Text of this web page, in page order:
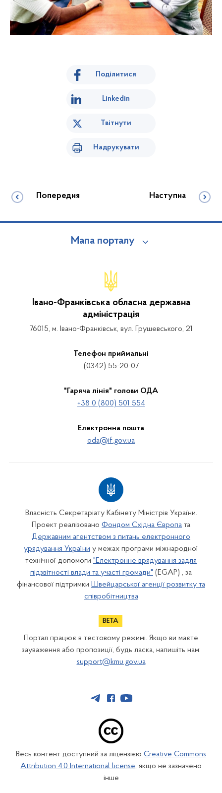
Поділитися
Linkedin
Твітнути
Надрукувати
Попередня Наступна
Мапа порталу
Івано-Франківська обласна державна
адміністрація
76015, м. Івано-Франківськ, вул. Грушевського, 21
Телефон приймальні
(0342) 55-20-07
"Гаряча лінія" голови ОДА
+38 0 (800) 501 554
Електронна пошта
oda@if.gov.ua
Власність Секретаріату Кабінету Міністрів України.
Проект реалізовано Фондом Східна Європа та
Державним агентством з питань електронного
урядування України у межах програми міжнародної
технічної допомоги "Електронне врядування задля
підзвітності влади та участі громади" (EGAP) , за
фінансової підтримки Швейцарської агенції розвитку та
співробітництва
Портал працює в тестовому режимі. Якщо ви маєте
зауваження або пропозиції, будь ласка, напишіть нам:
support@kmu.gov.ua
Весь контент доступний за ліцензією Creative Commons
Attribution 4.0 International license, якщо не зазначено
інше